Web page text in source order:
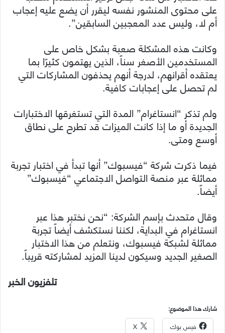
على محتوى المنشور نفسه ليقرر أن يضع عليه إعجاب
أم لا، وليس عدد المعجبين السابقين”.
وكانت هذه المشكلة صعبة بشكل خاص على
المستخدمين الأصغر سناً، الذين يهتمون كثيرًا بما
يعتقده أقرانهم، لدرجة أنهم يحذفون المشاركات التي
لم تحصل على إعجابات كافية.
ولم تذكر “انستاغرام” المدة التي تستغرقها الاختبارات
الجديدة أو ما إذا كانت الميزات قد تطرح على نطاق
أوسع ومتى.
فيما ذكرت شركة “فيسبوك” أنها تبدأ في اختبار تجربة
مماثلة عبر منصة التواصل الاجتماعي “فيسبوك”
أيضاً.
وقال متحدث بإسم الشركة: “نحن نختبر هذا عبر
انستاغرام في البداية، لكننا نستكشف أيضاً تجربة
مماثلة لشبكة فيسبوك، ونتعلم من هذا الاختبار
الصغير الجديد وسيكون لدينا المزيد لمشاركته قريباً.
تلفزيون الخبر
شارك هذا الموضوع:
فيس بوك X